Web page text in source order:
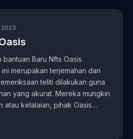
2023
Baru Nfts Oasis.
merupakan terjemahan dari
teliti dilakukan guna
yang akurat. Mereka mungkin
atau kelalaian, pihak Oasis…